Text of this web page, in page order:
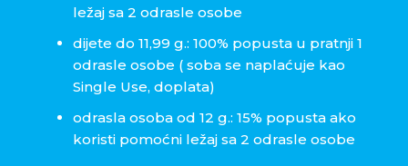
ležaj sa 2 odrasle osobe
dijete do 11,99 g.: 100% popusta u pratnji 1
odrasle osobe ( soba se naplaćuje kao
Single Use, doplata)
odrasla osoba od 12 g.: 15% popusta ako
koristi pomoćni ležaj sa 2 odrasle osobe